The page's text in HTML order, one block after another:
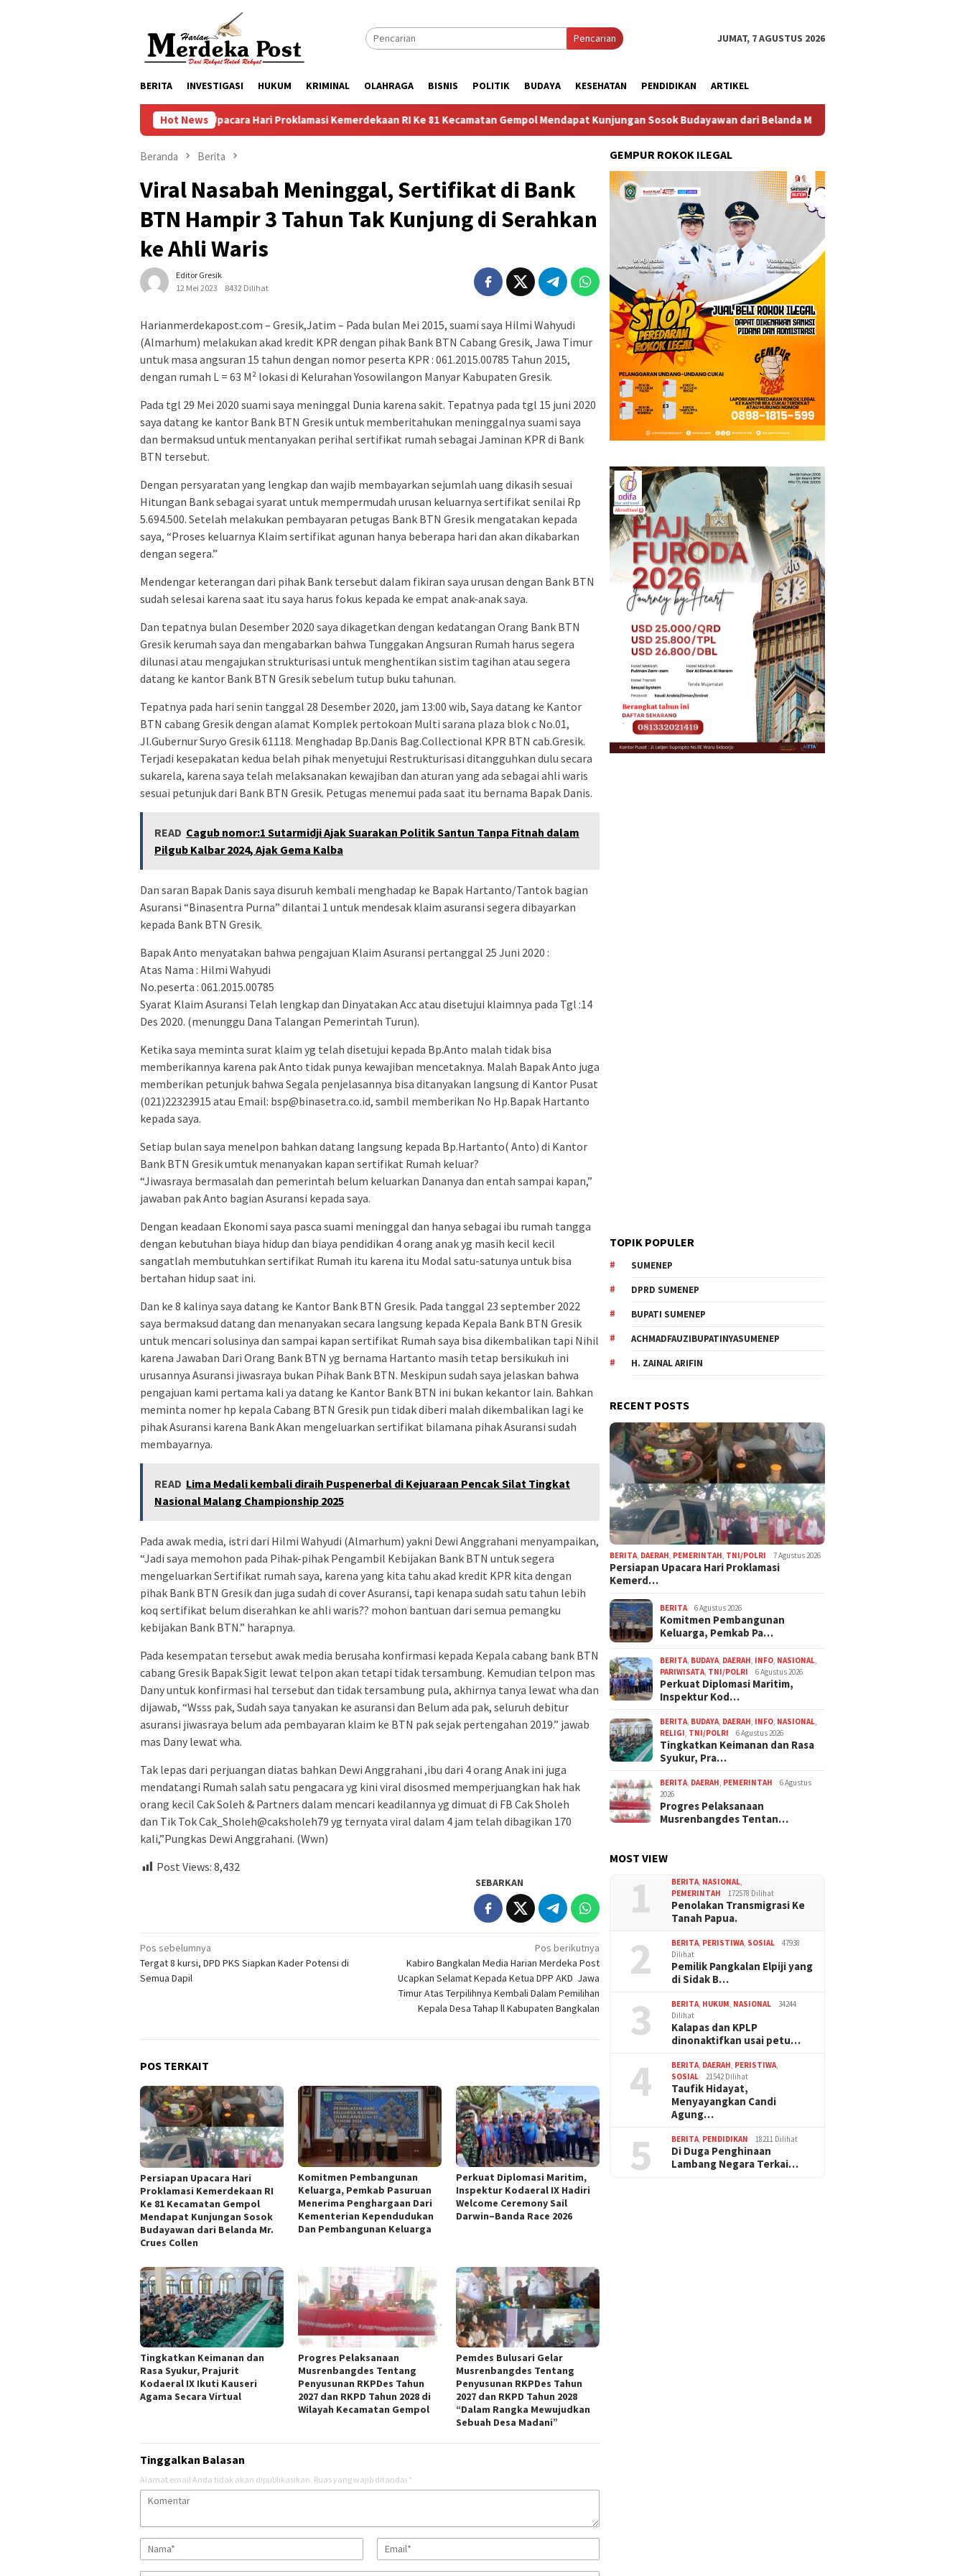
Pencarian JUMAT, 7 AGUSTUS 2026
BERITA INVESTIGASI HUKUM KRIMINAL OLAHRAGA BISNIS POLITIK BUDAYA KESEHATAN PENDIDIKAN ARTIKEL
Hot News
Persiapan Upacara Hari Proklamasi Kemerdekaan RI Ke 81 Kecamatan Gempol Mendapat Kunjungan Sosok Budayawan dari Belanda Mr. Crues Collen
Beranda Berita
Viral Nasabah Meninggal, Sertifikat di Bank
BTN Hampir 3 Tahun Tak Kunjung di Serahkan
ke Ahli Waris
Editor Gresik
12 Mei 2023
8432 Dilihat
Harianmerdekapost.com – Gresik,Jatim – Pada bulan Mei 2015, suami saya Hilmi Wahyudi
(Almarhum) melakukan akad kredit KPR dengan pihak Bank BTN Cabang Gresik, Jawa Timur
untuk masa angsuran 15 tahun dengan nomor peserta KPR : 061.2015.00785 Tahun 2015,
dengan rumah L = 63 M² lokasi di Kelurahan Yosowilangon Manyar Kabupaten Gresik.
Pada tgl 29 Mei 2020 suami saya meninggal Dunia karena sakit. Tepatnya pada tgl 15 juni 2020
saya datang ke kantor Bank BTN Gresik untuk memberitahukan meninggalnya suami saya
dan bermaksud untuk mentanyakan perihal sertifikat rumah sebagai Jaminan KPR di Bank
BTN tersebut.
Dengan persyaratan yang lengkap dan wajib membayarkan sejumlah uang dikasih sesuai
Hitungan Bank sebagai syarat untuk mempermudah urusan keluarnya sertifikat senilai Rp
5.694.500. Setelah melakukan pembayaran petugas Bank BTN Gresik mengatakan kepada
saya, “Proses keluarnya Klaim sertifikat agunan hanya beberapa hari dan akan dikabarkan
dengan segera.”
Mendengar keterangan dari pihak Bank tersebut dalam fikiran saya urusan dengan Bank BTN
sudah selesai karena saat itu saya harus fokus kepada ke empat anak-anak saya.
Dan tepatnya bulan Desember 2020 saya dikagetkan dengan kedatangan Orang Bank BTN
Gresik kerumah saya dan mengabarkan bahwa Tunggakan Angsuran Rumah harus segera
dilunasi atau mengajukan strukturisasi untuk menghentikan sistim tagihan atau segera
datang ke kantor Bank BTN Gresik sebelum tutup buku tahunan.
Tepatnya pada hari senin tanggal 28 Desember 2020, jam 13:00 wib, Saya datang ke Kantor
BTN cabang Gresik dengan alamat Komplek pertokoan Multi sarana plaza blok c No.01,
Jl.Gubernur Suryo Gresik 61118. Menghadap Bp.Danis Bag.Collectional KPR BTN cab.Gresik.
Terjadi kesepakatan kedua belah pihak menyetujui Restrukturisasi ditangguhkan dulu secara
sukarela, karena saya telah melaksanakan kewajiban dan aturan yang ada sebagai ahli waris
sesuai petunjuk dari Bank BTN Gresik. Petugas menemui pada saat itu bernama Bapak Danis.
READ Cagub nomor:1 Sutarmidji Ajak Suarakan Politik Santun Tanpa Fitnah dalam
Pilgub Kalbar 2024, Ajak Gema Kalba
Dan saran Bapak Danis saya disuruh kembali menghadap ke Bapak Hartanto/Tantok bagian
Asuransi “Binasentra Purna” dilantai 1 untuk mendesak klaim asuransi segera dibayarkan
kepada Bank BTN Gresik.
Bapak Anto menyatakan bahwa pengajuan Klaim Asuransi pertanggal 25 Juni 2020 :
Atas Nama : Hilmi Wahyudi
No.peserta : 061.2015.00785
Syarat Klaim Asuransi Telah lengkap dan Dinyatakan Acc atau disetujui klaimnya pada Tgl :14
Des 2020. (menunggu Dana Talangan Pemerintah Turun).
Ketika saya meminta surat klaim yg telah disetujui kepada Bp.Anto malah tidak bisa
memberikannya karena pak Anto tidak punya kewajiban mencetaknya. Malah Bapak Anto juga
memberikan petunjuk bahwa Segala penjelasannya bisa ditanyakan langsung di Kantor Pusat
(021)22323915 atau Email: bsp@binasetra.co.id, sambil memberikan No Hp.Bapak Hartanto
kepada saya.
Setiap bulan saya menelpon bahkan datang langsung kepada Bp.Hartanto( Anto) di Kantor
Bank BTN Gresik umtuk menanyakan kapan sertifikat Rumah keluar?
“Jiwasraya bermasalah dan pemerintah belum keluarkan Dananya dan entah sampai kapan,”
jawaban pak Anto bagian Asuransi kepada saya.
Dengan keadaan Ekonomi saya pasca suami meninggal dan hanya sebagai ibu rumah tangga
dengan kebutuhan biaya hidup dan biaya pendidikan 4 orang anak yg masih kecil kecil
sangatlah membutuhkan sertifikat Rumah itu karena itu Modal satu-satunya untuk bisa
bertahan hidup saat ini.
Dan ke 8 kalinya saya datang ke Kantor Bank BTN Gresik. Pada tanggal 23 september 2022
saya bermaksud datang dan menanyakan secara langsung kepada Kepala Bank BTN Gresik
untuk mencari solusinya dan sampai kapan sertifikat Rumah saya bisa dikembalikan tapi Nihil
karena Jawaban Dari Orang Bank BTN yg bernama Hartanto masih tetap bersikukuh ini
urusannya Asuransi jiwasraya bukan Pihak Bank BTN. Meskipun sudah saya jelaskan bahwa
pengajuan kami pertama kali ya datang ke Kantor Bank BTN ini bukan kekantor lain. Bahkan
meminta nomer hp kepala Cabang BTN Gresik pun tidak diberi malah dikembalikan lagi ke
pihak Asuransi karena Bank Akan mengeluarkan sertifikat bilamana pihak Asuransi sudah
membayarnya.
READ Lima Medali kembali diraih Puspenerbal di Kejuaraan Pencak Silat Tingkat
Nasional Malang Championship 2025
Pada awak media, istri dari Hilmi Wahyudi (Almarhum) yakni Dewi Anggrahani menyampaikan,
“Jadi saya memohon pada Pihak-pihak Pengambil Kebijakan Bank BTN untuk segera
mengeluarkan Sertifikat rumah saya, karena yang kita tahu akad kredit KPR kita dengan
pihak Bank BTN Gresik dan juga sudah di cover Asuransi, tapi kenapa sudah satu tahun lebih
koq sertifikat belum diserahkan ke ahli waris?? mohon bantuan dari semua pemangku
kebijakan Bank BTN.” harapnya.
Pada kesempatan tersebut awak media berusaha konfirmasi kepada Kepala cabang bank BTN
cabang Gresik Bapak Sigit lewat telpon akan tetapi tidak tersambung. Kemudian telpon mas
Dany untuk konfirmasi hal tersebut dan tidak tersambung pula, akhirnya tanya lewat wha dan
dijawab, “Wsss pak, Sudah saya tanyakan ke asuransi dan Belum ada pak, seluruh debitur
asuransi jiwasraya belum ada pembayaran klaim ke BTN pak sejak pertengahan 2019.” jawab
mas Dany lewat wha.
Tak lepas dari perjuangan diatas bahkan Dewi Anggrahani ,ibu dari 4 orang Anak ini juga
mendatangi Rumah salah satu pengacara yg kini viral disosmed memperjuangkan hak hak
orang kecil Cak Soleh & Partners dalam mencari keadilannya yg dimuat di FB Cak Sholeh
dan Tik Tok Cak_Sholeh@caksholeh79 yg ternyata viral dalam 4 jam telah dibagikan 170
kali,”Pungkas Dewi Anggrahani. (Wwn)
Post Views: 8,432
SEBARKAN
Navigasi
pos
Pos sebelumnya
Tergat 8 kursi, DPD PKS Siapkan Kader Potensi di
Semua Dapil
Pos berikutnya
Kabiro Bangkalan Media Harian Merdeka Post
Ucapkan Selamat Kepada Ketua DPP AKD Jawa
Timur Atas Terpilihnya Kembali Dalam Pemilihan
Kepala Desa Tahap ll Kabupaten Bangkalan
POS TERKAIT
Persiapan Upacara Hari
Proklamasi Kemerdekaan RI
Ke 81 Kecamatan Gempol
Mendapat Kunjungan Sosok
Budayawan dari Belanda Mr.
Crues Collen
Komitmen Pembangunan
Keluarga, Pemkab Pasuruan
Menerima Penghargaan Dari
Kementerian Kependudukan
Dan Pembangunan Keluarga
Perkuat Diplomasi Maritim,
Inspektur Kodaeral IX Hadiri
Welcome Ceremony Sail
Darwin–Banda Race 2026
Tingkatkan Keimanan dan
Rasa Syukur, Prajurit
Kodaeral IX Ikuti Kauseri
Agama Secara Virtual
Progres Pelaksanaan
Musrenbangdes Tentang
Penyusunan RKPDes Tahun
2027 dan RKPD Tahun 2028 di
Wilayah Kecamatan Gempol
Pemdes Bulusari Gelar
Musrenbangdes Tentang
Penyusunan RKPDes Tahun
2027 dan RKPD Tahun 2028
“Dalam Rangka Mewujudkan
Sebuah Desa Madani”
Tinggalkan Balasan
Alamat email Anda tidak akan dipublikasikan. Ruas yang wajib ditandai *
GEMPUR ROKOK ILEGAL
TOPIK POPULER
SUMENEP
DPRD SUMENEP
BUPATI SUMENEP
ACHMADFAUZIBUPATINYASUMENEP
H. ZAINAL ARIFIN
RECENT POSTS
BERITA, DAERAH, PEMERINTAH, TNI/POLRI 7 Agustus 2026
Persiapan Upacara Hari Proklamasi
Kemerd…
BERITA 6 Agustus 2026
Komitmen Pembangunan
Keluarga, Pemkab Pa…
BERITA, BUDAYA, DAERAH, INFO, NASIONAL,
PARIWISATA, TNI/POLRI 6 Agustus 2026
Perkuat Diplomasi Maritim,
Inspektur Kod…
BERITA, BUDAYA, DAERAH, INFO, NASIONAL,
RELIGI, TNI/POLRI 6 Agustus 2026
Tingkatkan Keimanan dan Rasa
Syukur, Pra…
BERITA, DAERAH, PEMERINTAH
6 Agustus
2026
Progres Pelaksanaan
Musrenbangdes Tentan…
MOST VIEW
1 BERITA, NASIONAL,
PEMERINTAH
172578 Dilihat
Penolakan Transmigrasi Ke
Tanah Papua.
2 BERITA, PERISTIWA, SOSIAL
47938
Dilihat
Pemilik Pangkalan Elpiji yang
di Sidak B…
3 BERITA, HUKUM, NASIONAL
34244
Dilihat
Kalapas dan KPLP
dinonaktifkan usai petu…
4 BERITA, DAERAH, PERISTIWA,
SOSIAL
21542 Dilihat
Taufik Hidayat,
Menyayangkan Candi
Agung…
5 BERITA, PENDIDIKAN 18211 Dilihat
Di Duga Penghinaan
Lambang Negara Terkai…